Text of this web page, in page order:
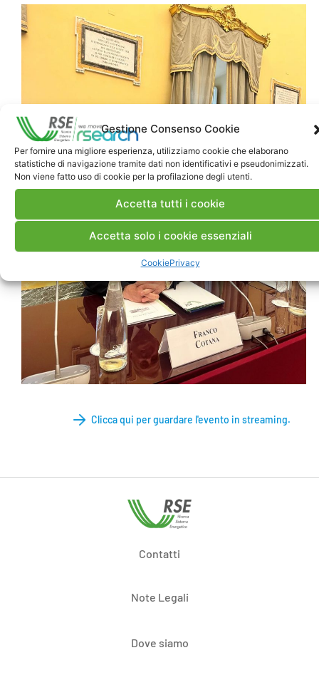
Gestione Consenso Cookie
Per fornire una migliore esperienza, utilizziamo cookie che elaborano
statistiche di navigazione tramite dati non identificativi e pseudonimizzati.
Non viene fatto uso di cookie per la profilazione degli utenti.
Accetta tutti i cookie
Accetta solo i cookie essenziali
CookiePrivacy
Clicca qui per guardare l'evento in streaming.
Contatti
Note Legali
Dove siamo